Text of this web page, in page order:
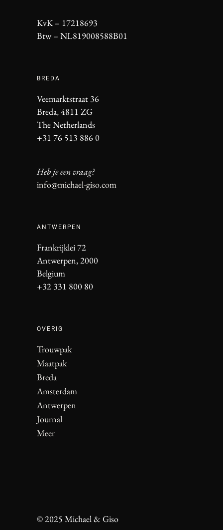
KvK – 17218693
Btw – NL819008588B01
BREDA
Veemarktstraat 36
Breda, 4811 ZG
The Netherlands
+31 76 513 886 0
Heb je een vraag?
info@michael-giso.com
ANTWERPEN
Frankrijklei 72
Antwerpen, 2000
Belgium
+32 331 800 80
OVERIG
Trouwpak
Maatpak
Breda
Amsterdam
Antwerpen
Journal
Meer
© 2025 Michael & Giso